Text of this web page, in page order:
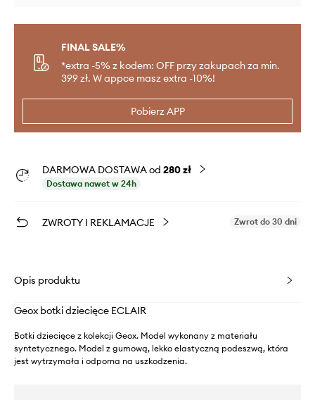
FINAL SALE%
*extra -5% z kodem: OFF przy zakupach za min.
399 zł. W appce masz extra -10%!
Pobierz APP
DARMOWA DOSTAWA od 280 zł
Dostawa nawet w 24h
ZWROTY I REKLAMACJE Zwrot do 30 dni
Opis produktu
Geox botki dziecięce ECLAIR
Botki dziecięce z kolekcji Geox. Model wykonany z materiału
syntetycznego. Model z gumową, lekko elastyczną podeszwą, która
jest wytrzymała i odporna na uszkodzenia.